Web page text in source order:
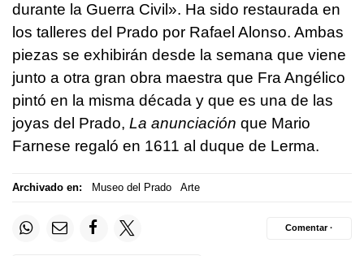
durante la Guerra Civil». Ha sido restaurada en
los talleres del Prado por Rafael Alonso. Ambas
piezas se exhibirán desde la semana que viene
junto a otra gran obra maestra que Fra Angélico
pintó en la misma década y que es una de las
joyas del Prado, La anunciación que Mario
Farnese regaló en 1611 al duque de Lerma.
Archivado en: Museo del Prado Arte
Comentar ·